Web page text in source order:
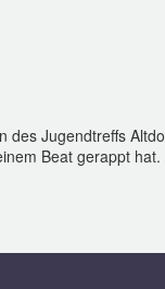
des Jugendtreffs
Beat gerappt hat.